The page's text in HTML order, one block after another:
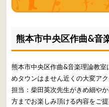
熊本市中央区作曲&
熊本市中央区作曲&音楽理論教
めタウンはません近くの大変ア
担当：柴田英次先生がきめ細や
方までお楽しみ頂ける内容をご